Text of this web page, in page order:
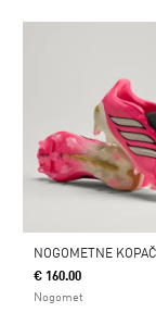
€ 160.00
Nogomet